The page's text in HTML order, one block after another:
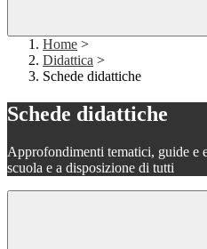
Home >
Didattica >
Schede didattiche
Schede didattiche
Approfondimenti tematici, guide e
scuola e a disposizione di tutti